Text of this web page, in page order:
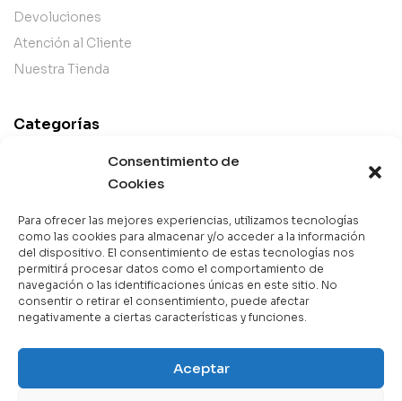
Consentimiento de
Cookies
Para ofrecer las mejores experiencias, utilizamos tecnologías
como las cookies para almacenar y/o acceder a la información
del dispositivo. El consentimiento de estas tecnologías nos
permitirá procesar datos como el comportamiento de
navegación o las identificaciones únicas en este sitio. No
consentir o retirar el consentimiento, puede afectar
negativamente a ciertas características y funciones.
Aceptar
Devoluciones
Atención al Cliente
Nuestra Tienda
Categorías
Mejor Valorados
Libros en Oferta
Novedades
Copyright © 2025 Books & Co. Todos los derechos